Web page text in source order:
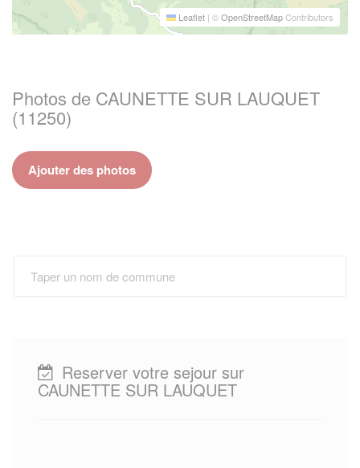
Leaflet | ©OpenStreetMapContributors
Photos de CAUNETTE SUR LAUQUET
(11250)
Ajouter des photos
Reserver votre sejour sur
CAUNETTE SUR LAUQUET